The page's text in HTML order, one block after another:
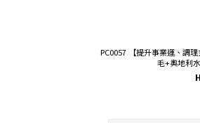
PC0057 【提升事業運、調
毛+奧地利